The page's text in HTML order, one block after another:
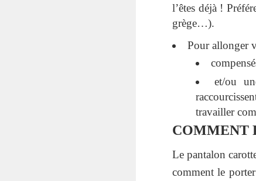
l’êtes déjà !
grège…).
Pour allonger
et/ou
travailler
COMMENT
Le pantalon
comment le